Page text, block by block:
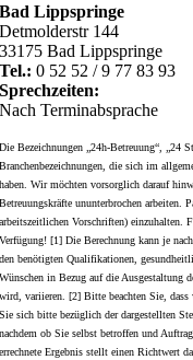
Bad Lippspringe
Detmolderstr 144
33175 Bad Lippspringe
Tel.: 0 52 52 / 9 77 83 93
Sprechzeiten:
Nach Terminabsprache
Die Bezeichnungen „24h-Betreuung“, „24
Branchenbezeichnungen, die sich im
haben. Wir möchten vorsorglich darauf
Betreuungskräfte ununterbrochen arbeiten.
arbeitszeitlichen Vorschriften) einzuhalten.
Verfügung! [1] Die Berechnung kann je
den benötigten Qualifikationen,
Wünschen in Bezug auf die Ausgestaltung
wird, variieren. [2] Bitte beachten Sie,
Sie sich bitte bezüglich der dargestellten
nachdem ob Sie selbst betroffen und
errechnete Ergebnis stellt einen Richtwert